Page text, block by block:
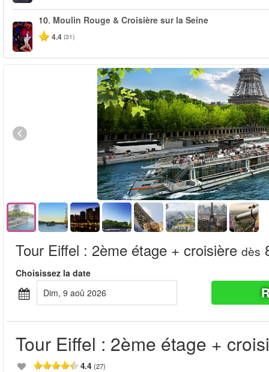
10. Moulin Rouge & Croisière sur la Seine
4.4 (31)
Tour Eiffel : 2ème étage + croisière dès
Choisissez la date
dim, 9 aoû 2026
Tour Eiffel : 2ème étage +
4.4 (27)